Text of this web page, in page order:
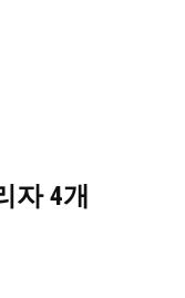
자 4개